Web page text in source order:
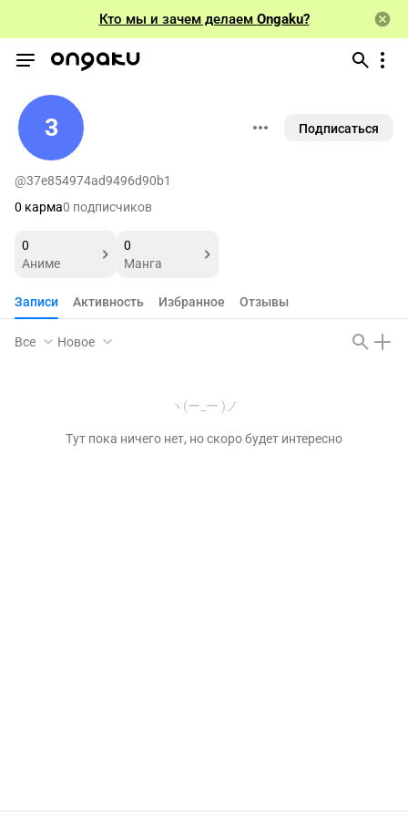
Кто мы и зачем делаем Ongaku?
3 Подписаться
@37e854974ad9496d90b1
0 карма0 подписчиков
0
Аниме
0
Манга
Записи Активность Избранное Отзывы
Все Новое
ヽ(ー_ー )ノ
Тут пока ничего нет, но скоро будет интересно